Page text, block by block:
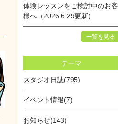
体験レッスンをご検討中のお客
様へ（2026.6.29更新）
一覧を見る
テーマ
スタジオ日誌(795)
イベント情報(7)
お知らせ(143)